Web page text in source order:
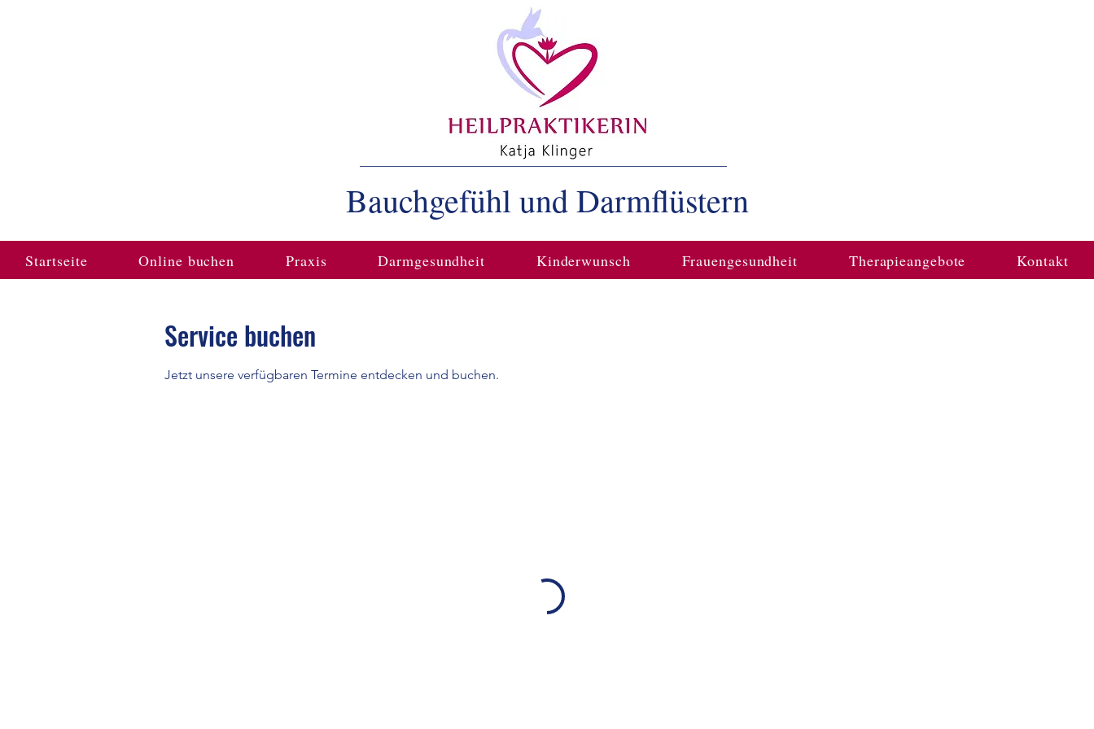
Bauchgefühl und Darmflüstern
Startseite Online buchen Praxis Darmgesundheit Kinderwunsch Frauengesundheit Therapieangebote Kontakt
Service buchen
Jetzt unsere verfügbaren Termine entdecken und buchen.